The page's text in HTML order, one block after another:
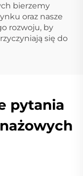
bierzemy
oraz nasze
rozwoju, by
się do
pytania